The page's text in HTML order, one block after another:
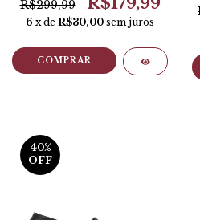
R$299,99
6 x de R$30,00 sem juros
COMPRAR
40%
OFF